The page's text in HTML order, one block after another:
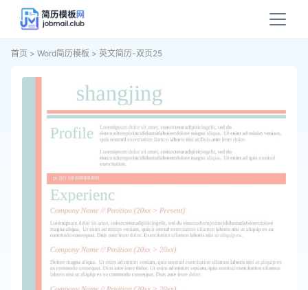
首页 > Word简历模板 > 英文简历-双页25